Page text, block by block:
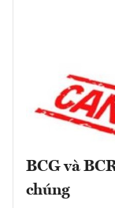
BCG và
chúng